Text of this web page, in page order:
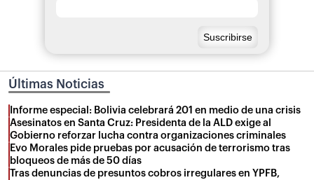
Últimas Noticias
Informe especial: Bolivia celebrará 201 en medio de una crisis
Asesinatos en Santa Cruz: Presidenta de la ALD exige al
Gobierno reforzar lucha contra organizaciones criminales
Evo Morales pide pruebas por acusación de terrorismo tras
bloqueos de más de 50 días
Tras denuncias de presuntos cobros irregulares en YPFB,